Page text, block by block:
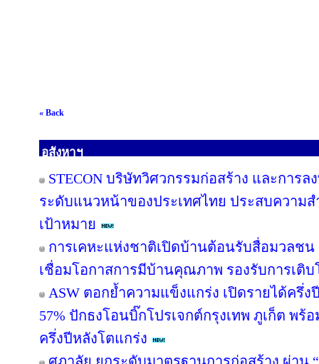
« Back
อสังหาฯ
STECON บริษัทวิศวกรรมก่อสร้าง และการ
ระดับแนวหน้าของประเทศไทย ประสบความ
เป้าหมาย
การเคหะแห่งชาติเปิดบ้านต้อนรับสื่อมวลช
เชื่อมโอกาสการมีบ้านคุณภาพ รองรับการเติบ
ASW ตอกย้ำความแข็งแกร่ง เปิดรายได้ครึ่ง
57% ปักธงโอนบิ๊กโปรเจกต์กรุงเทพ ภูเก็ต พ
ครึ่งปีหลังโตแกร่ง